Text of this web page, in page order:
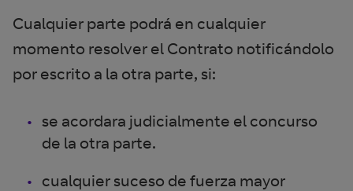
Cualquier parte podrá en cualquier
momento resolver el Contrato notificándolo
por escrito a la otra parte, si:
se acordara judicialmente el concurso
de la otra parte.
cualquier suceso de fuerza mayor